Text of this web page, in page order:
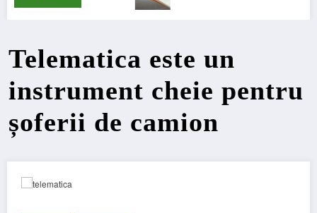
Telematica este un
instrument cheie pentru
șoferii de camion